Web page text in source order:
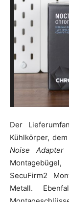
Der
Kühlkörper,
Noise Adapter
SecuFirm2
Metall.